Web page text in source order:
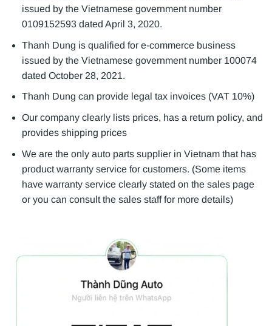
issued by the Vietnamese government number
0109152593 dated April 3, 2020.
Thanh Dung is qualified for e-commerce business
issued by the Vietnamese government number 100074
dated October 28, 2021.
Thanh Dung can provide legal tax invoices (VAT 10%)
Our company clearly lists prices, has a return policy, and
provides shipping prices
We are the only auto parts supplier in Vietnam that has
product warranty service for customers. (Some items
have warranty service clearly stated on the sales page
or you can consult the sales staff for more details)